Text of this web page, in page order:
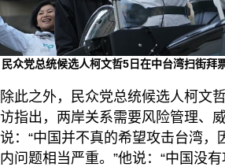
民众党总统候选人柯文哲5日在中台湾扫街拜
除此之外，民众党总统候选人柯文
访指出，两岸关系需要风险管理、
说：“中国并不真的希望攻击台湾，
内问题相当严重。”他说：“中国没